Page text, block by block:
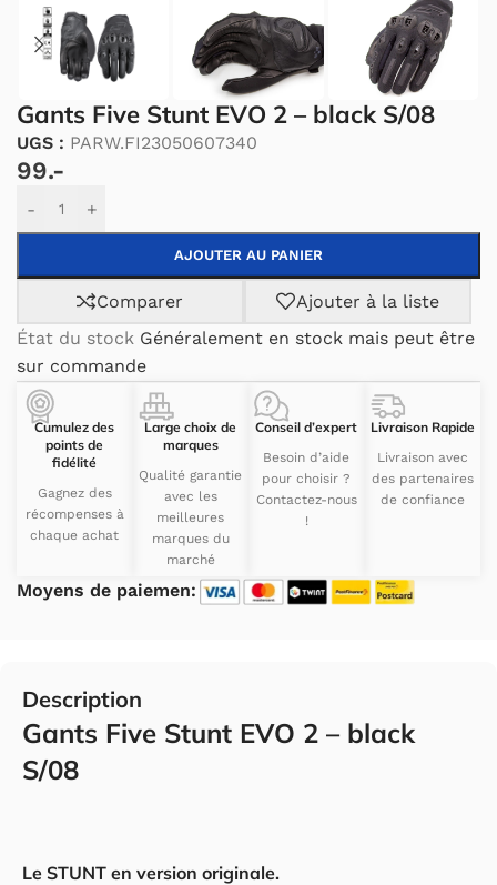
Gants Five Stunt EVO 2 – black S/08
UGS : PARW.FI23050607340
99.-
- +
AJOUTER AU PANIER
Alternative:
Comparer
Ajouter à la liste
État du stock Généralement en stock mais peut être
sur commande
Cumulez des
points de
fidélité
Gagnez des
récompenses à
chaque achat
Large choix de
marques
Qualité garantie
avec les
meilleures
marques du
marché
Conseil d’expert
Besoin d’aide
pour choisir ?
Contactez-nous
!
Livraison Rapide
Livraison avec
des partenaires
de confiance
Moyens de paiemen:
Description
Gants Five Stunt EVO 2 – black
S/08
Le STUNT en version originale.